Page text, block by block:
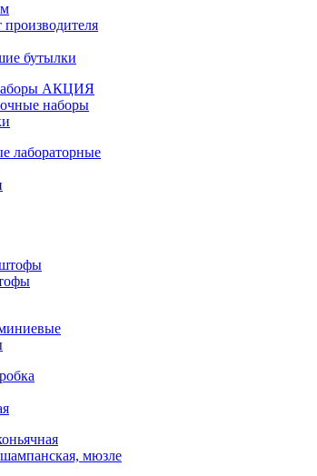
бутылки
АКЦИЯ
наборы
лабораторные
мюзле